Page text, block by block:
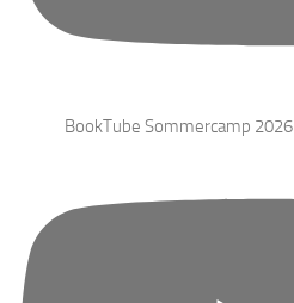
BookTube Sommercamp